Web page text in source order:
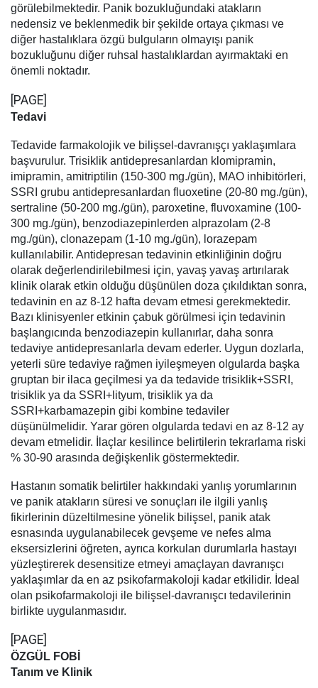
görülebilmektedir. Panik bozukluğundaki atakların
nedensiz ve beklenmedik bir şekilde ortaya çıkması ve
diğer hastalıklara özgü bulguların olmayışı panik
bozukluğunu diğer ruhsal hastalıklardan ayırmaktaki en
önemli noktadır.
[PAGE]
Tedavi
Tedavide farmakolojik ve bilişsel-davranışçı yaklaşımlara
başvurulur. Trisiklik antidepresanlardan klomipramin,
imipramin, amitriptilin (150-300 mg./gün), MAO inhibitörleri,
SSRI grubu antidepresanlardan fluoxetine (20-80 mg./gün),
sertraline (50-200 mg./gün), paroxetine, fluvoxamine (100-
300 mg./gün), benzodiazepinlerden alprazolam (2-8
mg./gün), clonazepam (1-10 mg./gün), lorazepam
kullanılabilir. Antidepresan tedavinin etkinliğinin doğru
olarak değerlendirilebilmesi için, yavaş yavaş artırılarak
klinik olarak etkin olduğu düşünülen doza çıkıldıktan sonra,
tedavinin en az 8-12 hafta devam etmesi gerekmektedir.
Bazı klinisyenler etkinin çabuk görülmesi için tedavinin
başlangıcında benzodiazepin kullanırlar, daha sonra
tedaviye antidepresanlarla devam ederler. Uygun dozlarla,
yeterli süre tedaviye rağmen iyileşmeyen olgularda başka
gruptan bir ilaca geçilmesi ya da tedavide trisiklik+SSRI,
trisiklik ya da SSRI+lityum, trisiklik ya da
SSRI+karbamazepin gibi kombine tedaviler
düşünülmelidir. Yarar gören olgularda tedavi en az 8-12 ay
devam etmelidir. İlaçlar kesilince belirtilerin tekrarlama riski
% 30-90 arasında değişkenlik göstermektedir.
Hastanın somatik belirtiler hakkındaki yanlış yorumlarının
ve panik atakların süresi ve sonuçları ile ilgili yanlış
fikirlerinin düzeltilmesine yönelik bilişsel, panik atak
esnasında uygulanabilecek gevşeme ve nefes alma
eksersizlerini öğreten, ayrıca korkulan durumlarla hastayı
yüzleştirerek desensitize etmeyi amaçlayan davranışcı
yaklaşımlar da en az psikofarmakoloji kadar etkilidir. İdeal
olan psikofarmakoloji ile bilişsel-davranışcı tedavilerinin
birlikte uygulanmasıdır.
[PAGE]
ÖZGÜL FOBİ
Tanım ve Klinik